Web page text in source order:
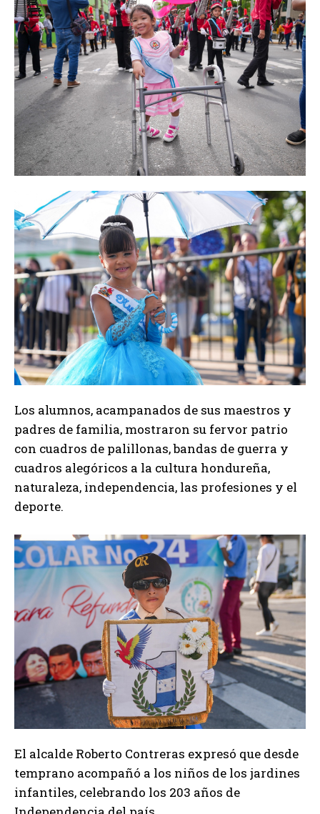
Los alumnos, acampanados de sus maestros y
padres de familia, mostraron su fervor patrio
con cuadros de palillonas, bandas de guerra y
cuadros alegóricos a la cultura hondureña,
naturaleza, independencia, las profesiones y el
deporte.
El alcalde Roberto Contreras expresó que desde
temprano acompañó a los niños de los jardines
infantiles, celebrando los 203 años de